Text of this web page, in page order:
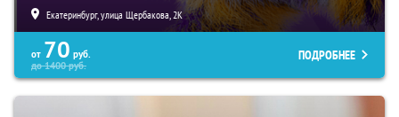
Екатеринбург, улица Щербакова, 2К
от 70 руб.
до1400руб.
ПОДРОБНЕЕ